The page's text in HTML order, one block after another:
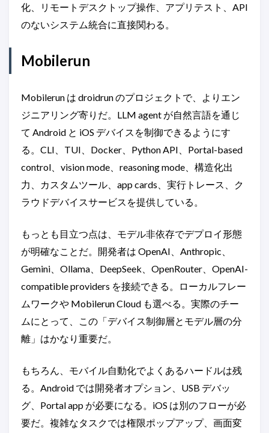
化、リモートデスクトップ操作、アプリテスト、API
のないシステム統合に直接関わる。
Mobilerun
Mobilerun は droidrun のプロジェクトで、よりエン
ジニアリング寄りだ。LLM agent が自然言語を通じ
て Android と iOS デバイスを制御できるようにす
る。CLI、TUI、Docker、Python API、Portal-based
control、vision mode、reasoning mode、構造化出
力、カスタムツール、app cards、実行トレース、ク
ラウドデバイスサービスを提供している。
もっとも目立つ点は、モデル非依存でデプロイ形態
が明確なことだ。開発者は OpenAI、Anthropic、
Gemini、Ollama、DeepSeek、OpenRouter、OpenAI-
compatible providers を接続できる。ローカルフレー
ムワークや Mobilerun Cloud も選べる。実際のチー
ムにとって、この「デバイス制御層とモデル層の分
離」はかなり重要だ。
もちろん、モバイル自動化でよくあるハードルは残
る。Android では開発者オプション、USB デバッ
グ、Portal app が必要になる。iOS は別のフローが必
要だ。複雑なタスクでは権限ポップアップ、画面変